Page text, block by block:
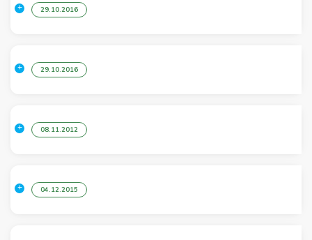
29.10.2016
29.10.2016
08.11.2012
04.12.2015